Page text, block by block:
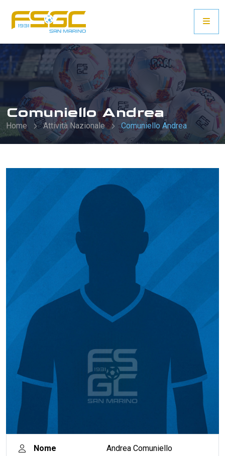
Comuniello Andrea
Home Attività Nazionale Comuniello Andrea
Nome Andrea Comuniello